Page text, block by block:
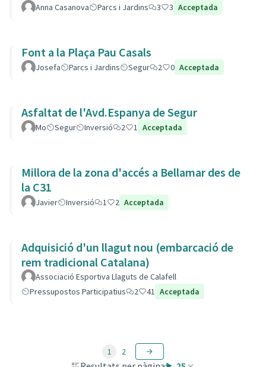
Anna Casanova Parcs i Jardins 3 3 Acceptada
Font a la Plaça Pau Casals
Josefa Parcs i Jardins Segur 2 0 Acceptada
Asfaltat de l'Avd.Espanya de Segur
Mo Segur Inversió 2 1 Acceptada
Millora de la zona d'accés a Bellamar des de
la C31
Javier Inversió 1 2 Acceptada
Adquisició d'un llagut nou (embarcació de
rem tradicional Catalana)
Associació Esportiva Llaguts de Calafell
Pressupostos Participatius
2 41 Acceptada
1 2